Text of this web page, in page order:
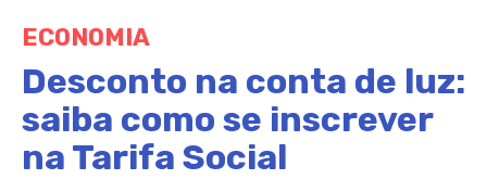
ECONOMIA
Desconto na conta de luz:
saiba como se inscrever
na Tarifa Social